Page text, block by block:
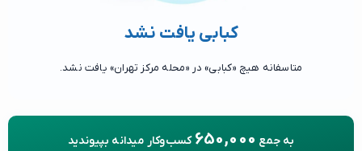
کبابی یافت نشد
متاسفانه هیچ «کبابی» در «محله مرکز تهران» یافت نشد.
به جمع 650,000 کسب‌وکار میدانه بپیوندید